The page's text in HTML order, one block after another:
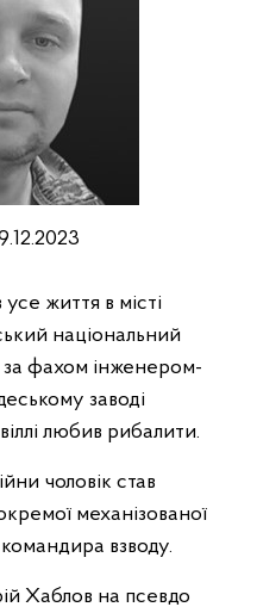
життя в місті
національний
за фахом інженером-
заводі
любив рибалити.
чоловік став
механізованої
взводу.
Хаблов на псевдо